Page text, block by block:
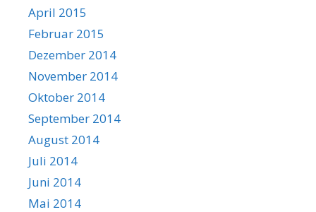
April 2015
Februar 2015
Dezember 2014
November 2014
Oktober 2014
September 2014
August 2014
Juli 2014
Juni 2014
Mai 2014